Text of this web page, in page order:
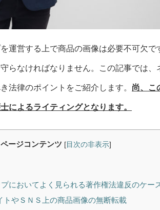
運営する上で商品の画像は必要不可欠
らなければなりません。この記事では
法律のポイントをご紹介します。 尚、こ
によるライティングとなります。
ページコンテンツ [目次の非表示]
においてよく見られる著作権法違反のケー
トやＳＮＳ上の商品画像の無断転載